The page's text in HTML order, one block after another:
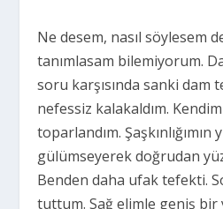
Ne desem, nasıl söylesem
tanımlasam bilemiyorum.
soru karşısında sanki dam
nefessiz kalakaldım.
toparlandım.
gülümseyerek doğrudan
Benden daha ufak tefekti.
tuttum. Sağ elimle geniş bir